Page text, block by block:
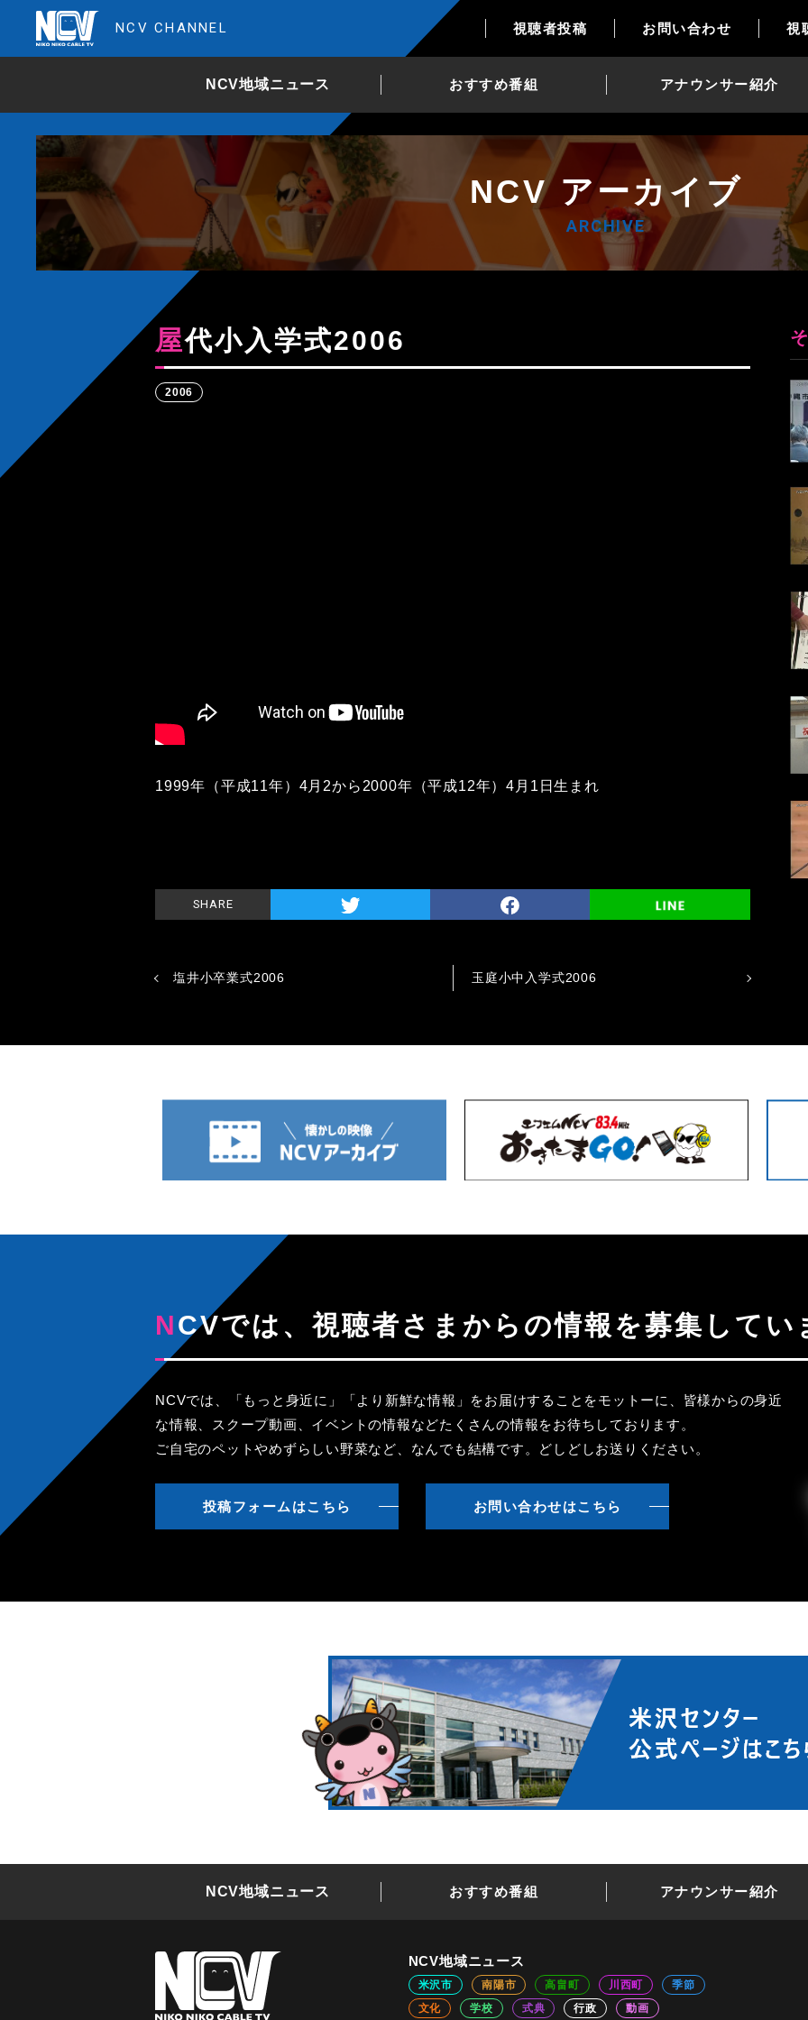
NCV CHANNEL 視聴者投稿 お問い合わせ 視
NCV地域ニュース おすすめ番組 アナウンサー紹介
NCV アーカイブ
ARCHIVE
屋代小入学式2006
2006
1999年（平成11年）4月2から2000年（平成12年）4月1日生まれ
SHARE
塩井小卒業式2006 玉庭小中入学式2006
NCVでは、視聴者さまからの情報を募集してい
NCVでは、「もっと身近に」「より新鮮な情報」をお届けすることをモットーに、皆様からの身近
な情報、スクープ動画、イベントの情報などたくさんの情報をお待ちしております。
ご自宅のペットやめずらしい野菜など、なんでも結構です。どしどしお送りください。
投稿フォームはこちら お問い合わせはこちら
NCV地域ニュース おすすめ番組 アナウンサー紹介
NCV地域ニュース
米沢市 南陽市 高畠町 川西町
季節
文化
学校 式典 行政 動画